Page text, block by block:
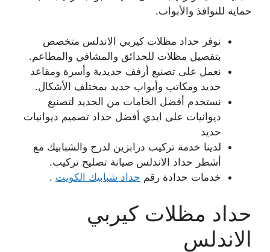
حماية للنوافذ والأبواب.
نوفر حداد مظلات كيربي الاندلس متخصص
بتفصيل مظلات للحدائق والمشافي والمطاعم.
نعمل على تصنيع أرفف حديدية وأسرة ومقاعد
حديد ومكاتب وأبواب حديد بمختلف الأشكال.
نستخدم أفضل الخامات من الحديد لتصنيع
ديوانيات على ايدي أفضل حداد تصميم ديوانيات
حديد
لدينا خدمة تركيب درابزين لدرج والشبابيك مع
أشطر حداد الاندلس صيانة تصليح تركيب.
خدمات حدادة رقم حداد شبابيك الكويت .
حداد مظلات كيربي
الاندلس